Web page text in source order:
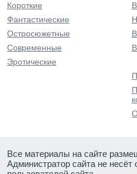
Короткие
Фантастические
Остросюжетные
Современные
Эротические
Все материалы на сайте
Администратор сайта не несёт